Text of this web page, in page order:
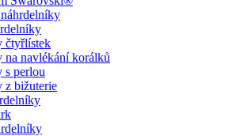
čtyřlístek
na navlékání korálků
s perlou
z bižuterie